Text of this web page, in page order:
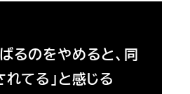
るのをやめると、同
れてる」と感じる